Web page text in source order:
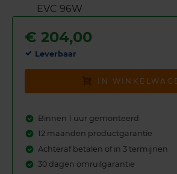
€ 204,00
Leverbaar
IN
Binnen 1 uur gemonteerd
12 maanden productgarantie
Achteraf betalen of in 3 termijnen
30 dagen omruilgarantie